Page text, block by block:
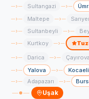
› Sultangazi ›
› Maltepe ›
› Sultanbeyli ›
› Kurtkoy ›
› Darica › Çayırova
› Yalova › Kocaeli
› Adapazarı ›
Uşak